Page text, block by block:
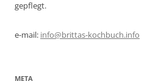
gepflegt.
e-mail: info@brittas-kochbuch.info
META